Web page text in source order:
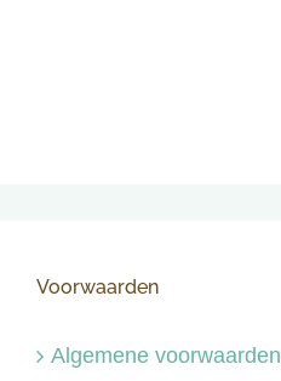
Voorwaarden
Algemene voorwaarden